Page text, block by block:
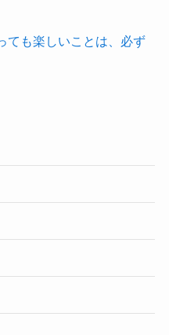
ても楽しいことは、必ず